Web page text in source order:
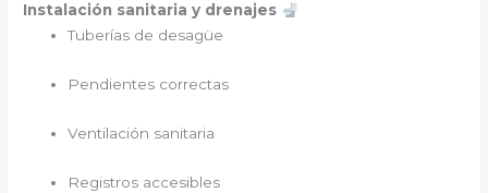
Instalación sanitaria y drenajes
Tuberías de desagüe
Pendientes correctas
Ventilación sanitaria
Registros accesibles